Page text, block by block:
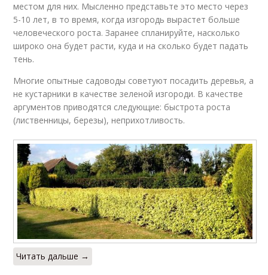
местом для них. Мысленно представьте это место через
5-10 лет, в то время, когда изгородь вырастет больше
человеческого роста. Заранее спланируйте, насколько
широко она будет расти, куда и на сколько будет падать
тень.
Многие опытные садоводы советуют посадить деревья, а
не кустарники в качестве зеленой изгороди. В качестве
аргументов приводятся следующие: быстрота роста
(лиственницы, березы), неприхотливость.
Читать дальше →